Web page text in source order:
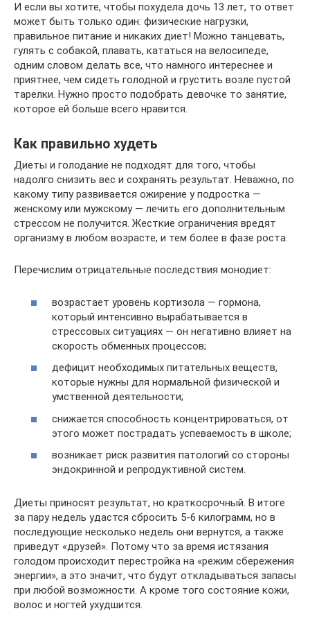
И если вы хотите, чтобы похудела дочь 13 лет, то ответ
может быть только один: физические нагрузки,
правильное питание и никаких диет! Можно танцевать,
гулять с собакой, плавать, кататься на велосипеде,
одним словом делать все, что намного интереснее и
приятнее, чем сидеть голодной и грустить возле пустой
тарелки. Нужно просто подобрать девочке то занятие,
которое ей больше всего нравится.
Как правильно худеть
Диеты и голодание не подходят для того, чтобы
надолго снизить вес и сохранять результат. Неважно, по
какому типу развивается ожирение у подростка —
женскому или мужскому — лечить его дополнительным
стрессом не получится. Жесткие ограничения вредят
организму в любом возрасте, и тем более в фазе роста.
Перечислим отрицательные последствия монодиет:
возрастает уровень кортизола — гормона,
который интенсивно вырабатывается в
стрессовых ситуациях — он негативно влияет на
скорость обменных процессов;
дефицит необходимых питательных веществ,
которые нужны для нормальной физической и
умственной деятельности;
снижается способность концентрироваться, от
этого может пострадать успеваемость в школе;
возникает риск развития патологий со стороны
эндокринной и репродуктивной систем.
Диеты приносят результат, но краткосрочный. В итоге
за пару недель удастся сбросить 5-6 килограмм, но в
последующие несколько недель они вернутся, а также
приведут «друзей». Потому что за время истязания
голодом происходит перестройка на «режим сбережения
энергии», а это значит, что будут откладываться запасы
при любой возможности. А кроме того состояние кожи,
волос и ногтей ухудшится.